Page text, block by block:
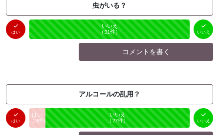
虫がいる？
はい
はい
（0件）
未投票
いいえ
（31件） いいえ
コメントを書く
アルコールの乱用？
はい
はい
（ 3件）未投票
いいえ
（27件） いいえ